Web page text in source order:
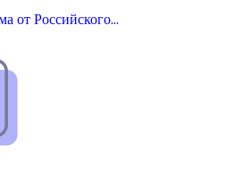
от Российского…